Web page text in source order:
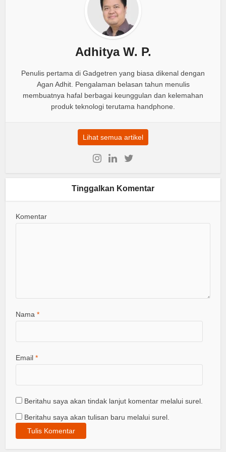
Adhitya W. P.
Penulis pertama di Gadgetren yang biasa dikenal dengan
Agan Adhit. Pengalaman belasan tahun menulis
membuatnya hafal berbagai keunggulan dan kelemahan
produk teknologi terutama handphone.
Lihat semua artikel
Tinggalkan Komentar
Komentar
Nama*
Email*
Beritahu saya akan tindak lanjut komentar melalui surel.
Beritahu saya akan tulisan baru melalui surel.